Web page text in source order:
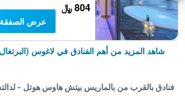
804 ﷼
عرض الصفقة
شاهد المزيد من أهم الفنادق في لاغوس
فنادق بالقرب من بالماريس بيتش هاوس هوتل -